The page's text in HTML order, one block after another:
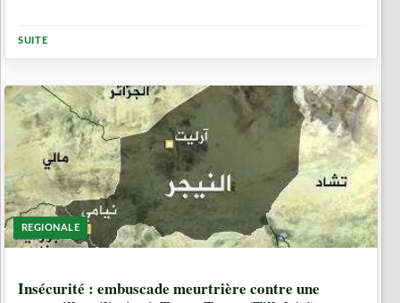
SUITE
REGIONALE
Insécurité : embuscade meurtrière contre une